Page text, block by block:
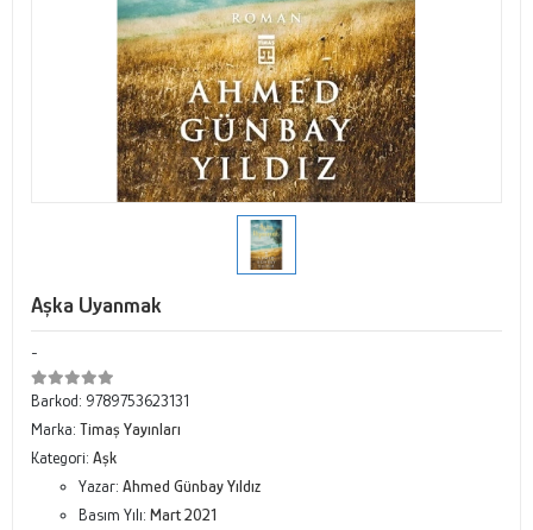
Aşka Uyanmak
-
Barkod: 9789753623131
Marka: Timaş Yayınları
Kategori: Aşk
Yazar: Ahmed Günbay Yıldız
Basım Yılı: Mart 2021